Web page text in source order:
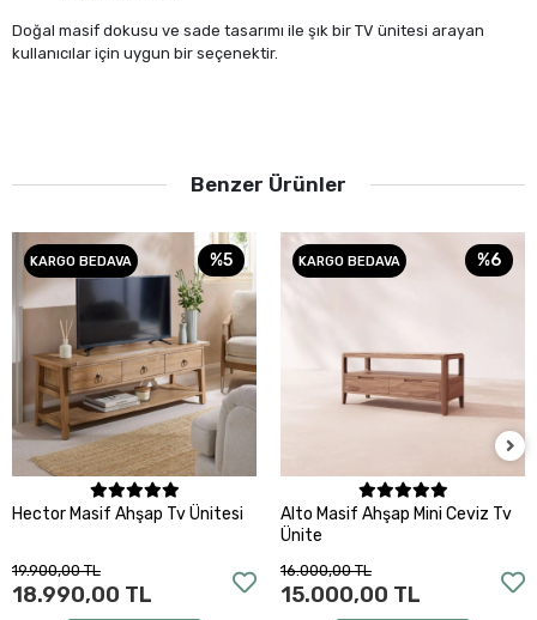
Doğal masif dokusu ve sade tasarımı ile şık bir TV ünitesi arayan
kullanıcılar için uygun bir seçenektir.
Benzer Ürünler
KARGO BEDAVA %5
Sepete Ekle
Hector Masif Ahşap Tv Ünitesi
19.900,00 TL
18.990,00 TL
KARGO BEDAVA %6
Sepete Ekle
Alto Masif Ahşap Mini Ceviz Tv
Ünite
16.000,00 TL
15.000,00 TL